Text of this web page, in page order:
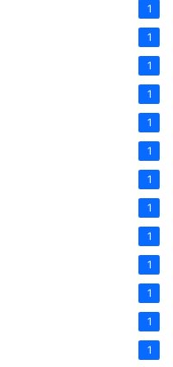
1
1
1
1
1
1
1
1
1
1
1
1
1